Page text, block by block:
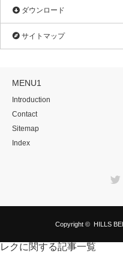
ダウンロード
サイトマップ
MENU1
Introduction
Contact
Sitemap
Index
Copyright © HILLS
レクに関する記事一覧